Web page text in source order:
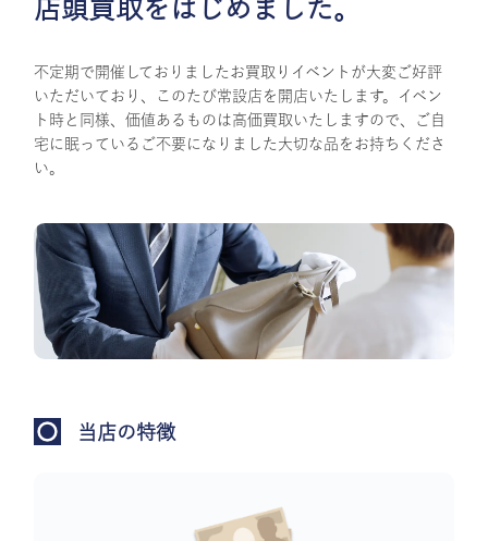
店頭買取をはじめました。
不定期で開催しておりましたお買取りイベントが大変ご好評
いただいており、このたび常設店を開店いたします。イベン
ト時と同様、価値あるものは高価買取いたしますので、ご自
宅に眠っているご不要になりました大切な品をお持ちくださ
い。
当店の特徴